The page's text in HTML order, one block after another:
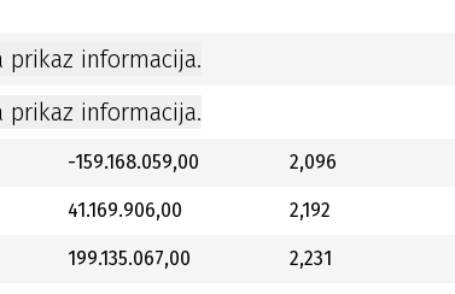
prikaz informacija.
prikaz informacija.
-159.168.059,00 2,096
41.169.906,00 2,192
199.135.067,00 2,231